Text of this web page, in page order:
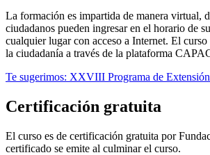
La formación es impartida de manera virtual,
ciudadanos pueden ingresar en el horario de
cualquier lugar con acceso a Internet. El curso
la ciudadanía a través de la plataforma
Te sugerimos: XXVIII Programa de
Certificación gratuita
El curso es de certificación gratuita por
certificado se emite al culminar el curso.